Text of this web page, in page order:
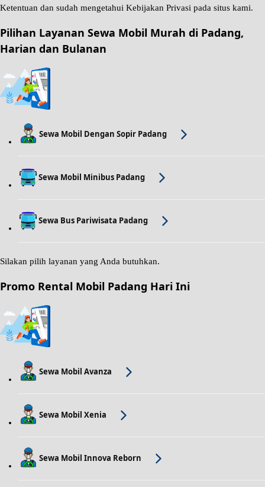
Ketentuan dan sudah mengetahui Kebijakan Privasi pada situs kami.
Pilihan Layanan Sewa Mobil Murah di Padang,
Harian dan Bulanan
Sewa Mobil Dengan Sopir Padang
Sewa Mobil Minibus Padang
Sewa Bus Pariwisata Padang
Silakan pilih layanan yang Anda butuhkan.
Promo Rental Mobil Padang Hari Ini
Sewa Mobil Avanza
Sewa Mobil Xenia
Sewa Mobil Innova Reborn